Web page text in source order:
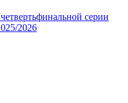
серии
2026